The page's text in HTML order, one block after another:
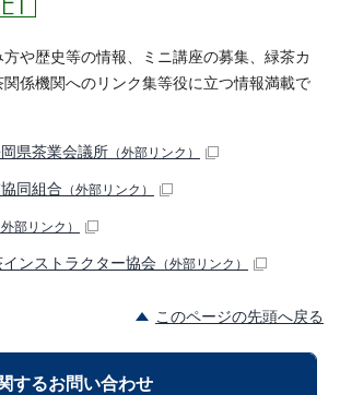
方や歴史等の情報、ミニ講座の募集、緑茶カ
係機関へのリンク集等役に立つ情報満載で
県茶業会議所 （外部リンク）
同組合 （外部リンク）
外部リンク）
ンストラクター協会 （外部リンク）
このページの先頭へ戻る
するお問い合わせ